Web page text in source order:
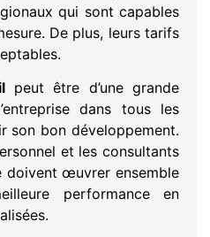
qui sont capables
De plus, leurs tarifs
peut être d’une grande
dans tous les
son bon développement.
et les consultants
doivent œuvrer ensemble
performance en